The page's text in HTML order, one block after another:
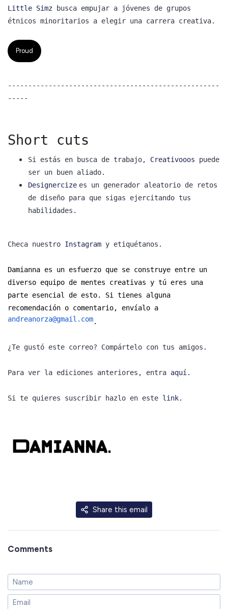
Little Simz busca empujar a jóvenes de grupos
étnicos minoritarios a elegir una carrera creativa.
Proud
------------- ---------------------------------------
-----
Short cuts
Si estás en busca de trabajo, Creativooos puede
ser un buen aliado.
Designercize es un generador aleatorio de retos
de diseño para que sigas ejercitando tus
habilidades.
Checa nuestro Instagram y etiquétanos.
Damianna es un esfuerzo que se construye entre un
diverso equipo de mentes creativas y tú eres una
parte esencial de esto. Si tienes alguna
recomendación o comentario, envíalo a
andreanorza@gmail.com.
¿Te gustó este correo? Compártelo con tus amigos.
Para ver la ediciones anteriores, entra aquí.
Si te quieres suscribir hazlo en este link.
Share this email
Comments